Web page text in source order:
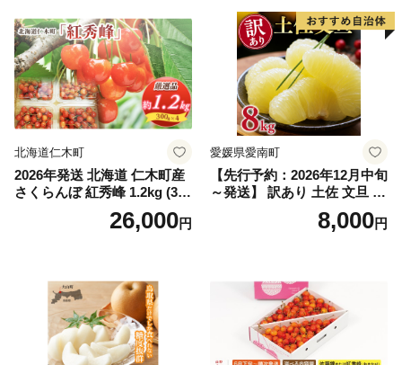
笛吹市 山梨県 フルーツ 果物
ぶどう 葡萄 大粒 シャインマ
スカット おすすめ シャイン
マスカット 贈答 ギフト 産地
笛吹市 シャインマスカット
笛吹 葡萄 国産 ぶどう 人気
国産 1.2kg 先行｜
北海道仁木町
2026年発送 北海道 仁木町産
さくらんぼ 紅秀峰 1.2kg (300
g×4パック) Lサイズ以上 旬
桜桃 産地直送 サクランボ チ
26,000円
愛媛県愛南町
【先行予約：2026年12月中旬
～発送】 訳あり 土佐 文旦 8k
g (Mサイズ以上サイズミック
ス) 8000円 わけあり ぶんた
産 農家直送 期間限定 特産品
サイズミックス くらもとフ
ァーム 愛南町 愛媛県
8,000円